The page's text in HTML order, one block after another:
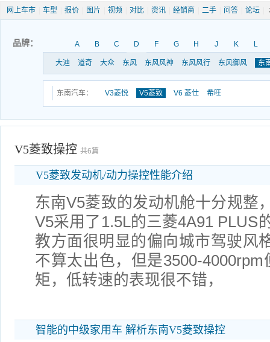
网上车市 车型 报价 图片 视频 对比 资讯 经销商 二手 问答 论坛
品牌： A B C D F G H J K L
大迪 道奇 大众 东风 东风风神 东风风行 东风御风 东
东南汽车： V3菱悦 V5菱致 V6 菱仕 希旺
V5菱致操控 共6篇
V5菱致发动机/动力操控性能介绍
东南V5菱致的发动机舱十分规整
V5采用了1.5L的三菱4A91 PLUS
教方面很明显的偏向城市驾驶风
不算太出色，但是3500-4000rpm
矩，低转速的表现很不错，
智能的中级家用车 解析东南V5菱致操控